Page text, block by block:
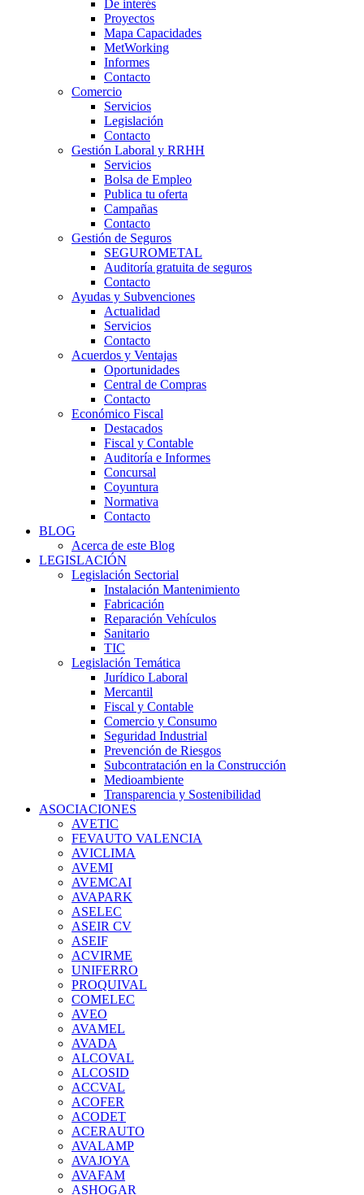
De interés
Proyectos
Mapa Capacidades
MetWorking
Informes
Contacto
Comercio
Servicios
Legislación
Contacto
Gestión Laboral y RRHH
Servicios
Bolsa de Empleo
Publica tu oferta
Campañas
Contacto
Gestión de Seguros
SEGUROMETAL
Auditoría gratuita de seguros
Contacto
Ayudas y Subvenciones
Actualidad
Servicios
Contacto
Acuerdos y Ventajas
Oportunidades
Central de Compras
Contacto
Económico Fiscal
Destacados
Fiscal y Contable
Auditoría e Informes
Concursal
Coyuntura
Normativa
Contacto
BLOG
Acerca de este Blog
LEGISLACIÓN
Legislación Sectorial
Instalación Mantenimiento
Fabricación
Reparación Vehículos
Sanitario
TIC
Legislación Temática
Jurídico Laboral
Mercantil
Fiscal y Contable
Comercio y Consumo
Seguridad Industrial
Prevención de Riesgos
Subcontratación en la Construcción
Medioambiente
Transparencia y Sostenibilidad
ASOCIACIONES
AVETIC
FEVAUTO VALENCIA
AVICLIMA
AVEMI
AVEMCAI
AVAPARK
ASELEC
ASEIR CV
ASEIF
ACVIRME
UNIFERRO
PROQUIVAL
COMELEC
AVEO
AVAMEL
AVADA
ALCOVAL
ALCOSID
ACCVAL
ACOFER
ACODET
ACERAUTO
AVALAMP
AVAJOYA
AVAFAM
ASHOGAR